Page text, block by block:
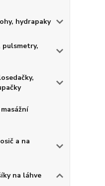
hydrapaky
pulsmetry,
a na
na láhve